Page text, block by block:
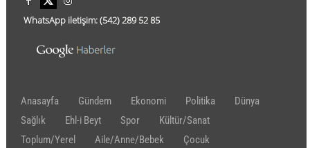
WhatsApp iletişim:(542)289 52 85
Anasayfa Gündem Ekonomi Politika
Dünya
Sağlık
Ehl-i Beyt Spor
Kültür/Sanat
Toplum/Yerel
Aile/Anne/Bebek
Çocuk